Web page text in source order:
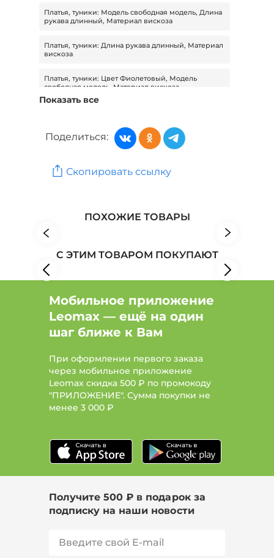
Платья, туники: Модель свободная модель, Длина
рукава длинный, Материал вискоза
Платья, туники: Длина рукава длинный, Материал
вискоза
Платья, туники: Цвет Фиолетовый, Модель
свободная модель, Материал вискоза
Платья, туники: Модель свободная модель,
Платья, туники: Цвет Фиолетовый, Вид застежки
Женская одежда: Бренд Доминика Росси
Женская одежда: Бренд Эстет Ювелирный завод
Показать все
Поделиться:
Скопировать ссылку
ПОХОЖИЕ ТОВАРЫ
С ЭТИМ ТОВАРОМ ПОКУПАЮТ
Мобильное приложение
Leomax — ещё на один
шаг ближе к Вам
При оформлении первого заказа
через мобильное приложение
Leomax скидка 500 ₽ по промокоду
"ПРИЛОЖЕНИЕ". Сумма покупки не
менее 3 000 ₽
Получите 500 ₽ в подарок за
подписку на наши новости